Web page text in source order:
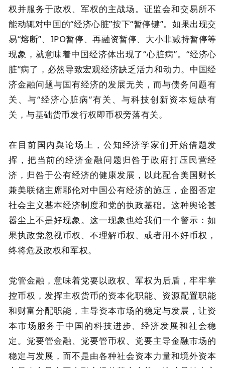
权并服务于政权、军权的主战场。证监会和交易所不
能动辄对中国的“经济心脏”按下“暂停键”。如果出现交
易“熔断”、IPO暂停、再融资暂停、大小非减持暂停等
现象，就意味着中国经济体出现了“心脏病”。“经济心
脏”病了，必然导致宏观经济缺乏活力和动力。中国经
济金融问题与国有经济的发展无关，而与债务问题有
关、与“经济心脏病”有关、与科技创新资本短缺有
关，与基础货币发行权即币权旁落有关。
在目前国内舆论场上，公知经济学家们开始借题发
挥，把当前的经济金融问题归咎于政府打压民营经
济，归咎于公有经济的健康发展，以此配合美国财长
兼美联储主席耶伦对中国公有经济的施压，企图否定
社会主义基本经济制度和党的执政基础。这种舆论甚
嚣尘上不是好现象。这一现象也给我们一个警示：如
果执政党忽视币权、不理解币权、或者用不好币权，
终将危及政权和军权。
党管金融，意味着党要以政权、军权为后盾，牢牢掌
控币权，发挥主权货币的资本化职能、资源配置职能
和财富分配职能，主导资本市场的稳定与发展，让资
本市场服务于中国的科技进步、经济发展和社会稳
定。党要管金融、党要管币权、党要主导金融市场的
稳定与发展，而不是由各种社会资本力量和境外资本